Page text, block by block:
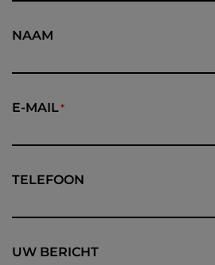
NAAM
E-MAIL
TELEFOON
UW BERICHT